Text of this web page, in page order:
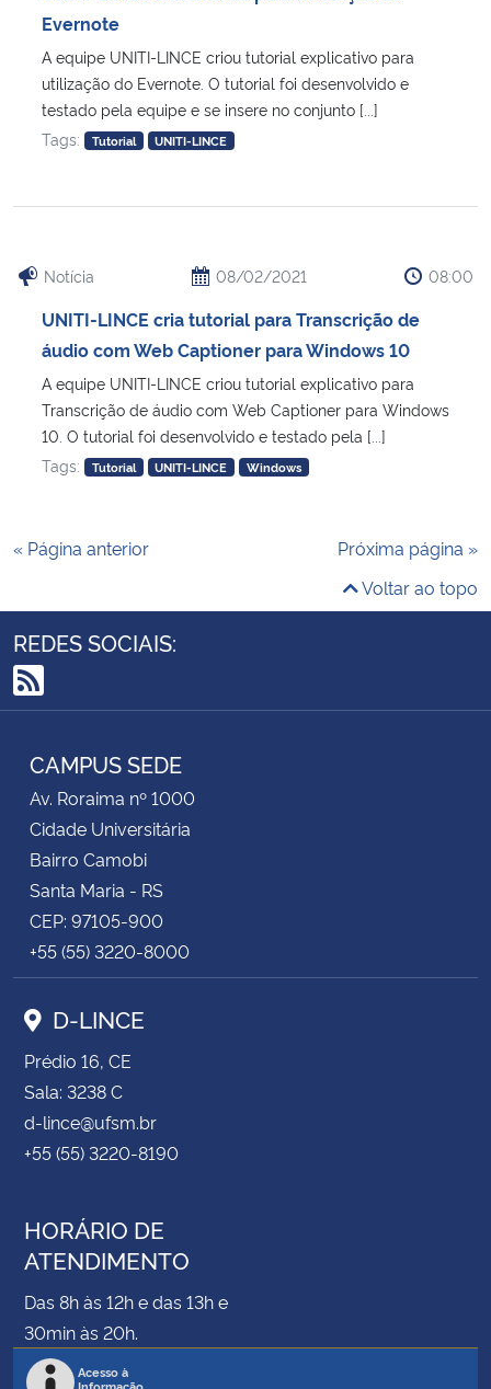
Evernote
A equipe UNITI-LINCE criou tutorial explicativo para
utilização do Evernote. O tutorial foi desenvolvido e
testado pela equipe e se insere no conjunto [...]
Tags:
Tutorial UNITI-LINCE
Notícia 08/02/2021 08:00
UNITI-LINCE cria tutorial para Transcrição de
áudio com Web Captioner para Windows 10
A equipe UNITI-LINCE criou tutorial explicativo para
Transcrição de áudio com Web Captioner para Windows
10. O tutorial foi desenvolvido e testado pela [...]
Tags:
Tutorial UNITI-LINCE Windows
« Página anterior
Próxima página »
Voltar ao topo
REDES SOCIAIS:
RSS
CAMPUS SEDE
Av. Roraima nº 1000
Cidade Universitária
Bairro Camobi
Santa Maria - RS
CEP: 97105-900
+55 (55) 3220-8000
D-LINCE
Prédio 16, CE
Sala: 3238 C
d-lince@ufsm.br
+55 (55) 3220-8190
HORÁRIO DE
ATENDIMENTO
Das 8h às 12h e das 13h e
30min às 20h.
Acesso à